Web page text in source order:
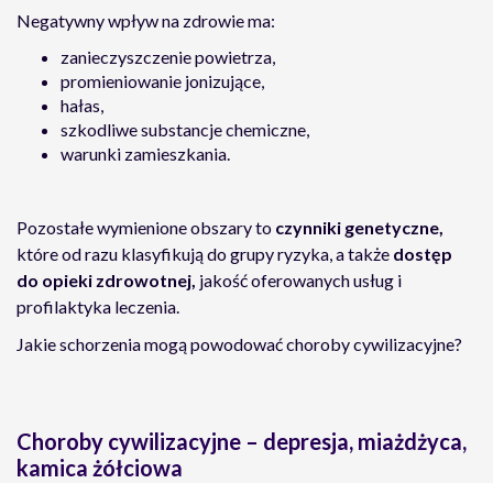
Negatywny wpływ na zdrowie ma:
zanieczyszczenie powietrza,
promieniowanie jonizujące,
hałas,
szkodliwe substancje chemiczne,
warunki zamieszkania.
Pozostałe wymienione obszary to czynniki genetyczne,
które od razu klasyfikują do grupy ryzyka, a także dostęp
do opieki zdrowotnej, jakość oferowanych usług i
profilaktyka leczenia.
Jakie schorzenia mogą powodować choroby cywilizacyjne?
Choroby cywilizacyjne – depresja, miażdżyca,
kamica żółciowa